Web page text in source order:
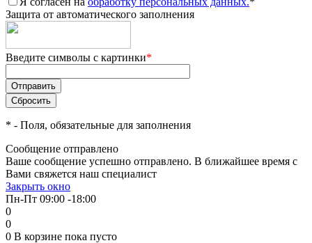
Защита от автоматического заполнения
Введите символы с картинки*
* - Поля, обязательные для заполнения
Сообщение отправлено
Ваше сообщение успешно отправлено. В ближайшее время с
Вами свяжется наш специалист
Закрыть окно
Пн-Пт 09:00 -18:00
0
0
0 В корзине пока пусто
выбранный способом
Оставшиеся75% будут
списыватьсяс вашей карты
по
Подробнее
об оплате Плайтом